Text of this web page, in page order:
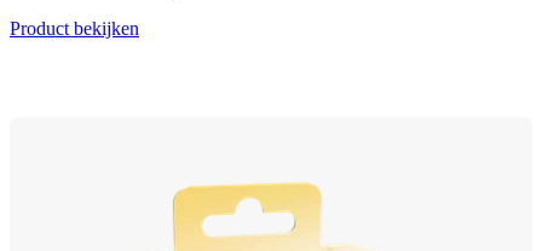
Product bekijken